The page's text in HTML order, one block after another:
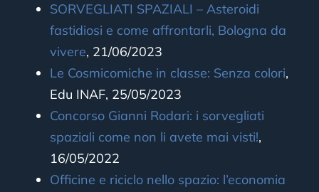
SORVEGLIATI SPAZIALI – Asteroidi
fastidiosi e come affrontarli, Bologna da
vivere, 21/06/2023
Le Cosmicomiche in classe: Senza colori,
Edu INAF, 25/05/2023
Concorso Gianni Rodari: i sorvegliati
spaziali come non li avete mai visti!,
16/05/2022
Officine e riciclo nello spazio: l’economia